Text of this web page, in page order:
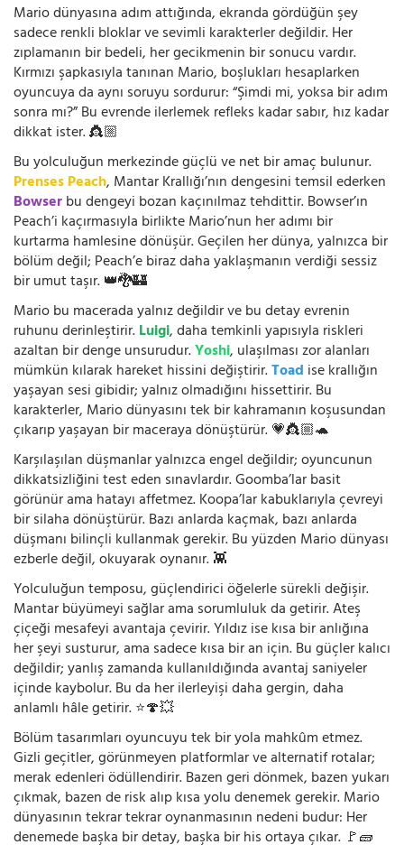
Mario dünyasına adım attığında, ekranda gördüğün şey
sadece renkli bloklar ve sevimli karakterler değildir. Her
zıplamanın bir bedeli, her gecikmenin bir sonucu vardır.
Kırmızı şapkasıyla tanınan Mario, boşlukları hesaplarken
oyuncuya da aynı soruyu sordurur: “Şimdi mi, yoksa bir adım
sonra mı?” Bu evrende ilerlemek refleks kadar sabır, hız kadar
dikkat ister. 👸🏼
Bu yolculuğun merkezinde güçlü ve net bir amaç bulunur.
Prenses Peach, Mantar Krallığı’nın dengesini temsil ederken
Bowserbu dengeyi bozan kaçınılmaz tehdittir. Bowser’ın
Peach’i kaçırmasıyla birlikte Mario’nun her adımı bir
kurtarma hamlesine dönüşür. Geçilen her dünya, yalnızca bir
bölüm değil; Peach’e biraz daha yaklaşmanın verdiği sessiz
bir umut taşır. 👑🐉🏰
Mario bu macerada yalnız değildir ve bu detay evrenin
ruhunu derinleştirir.Luigi, daha temkinli yapısıyla riskleri
azaltan bir denge unsurudur.Yoshi, ulaşılması zor alanları
mümkün kılarak hareket hissini değiştirir.Toad ise krallığın
yaşayan sesi gibidir; yalnız olmadığını hissettirir. Bu
karakterler, Mario dünyasını tek bir kahramanın koşusundan
çıkarıp yaşayan bir maceraya dönüştürür. 💗👸🏼🐢
Karşılaşılan düşmanlar yalnızca engel değildir; oyuncunun
dikkatsizliğini test eden sınavlardır. Goomba’lar basit
görünür ama hatayı affetmez. Koopa’lar kabuklarıyla çevreyi
bir silaha dönüştürür. Bazı anlarda kaçmak, bazı anlarda
düşmanı bilinçli kullanmak gerekir. Bu yüzden Mario dünyası
ezberle değil, okuyarak oynanır. 👾
Yolculuğun temposu, güçlendirici öğelerle sürekli değişir.
Mantar büyümeyi sağlar ama sorumluluk da getirir. Ateş
çiçeği mesafeyi avantaja çevirir. Yıldız ise kısa bir anlığına
her şeyi susturur, ama sadece kısa bir an için. Bu güçler kalıcı
değildir; yanlış zamanda kullanıldığında avantaj saniyeler
içinde kaybolur. Bu da her ilerleyişi daha gergin, daha
anlamlı hâle getirir. ⭐🍄💥
Bölüm tasarımları oyuncuyu tek bir yola mahkûm etmez.
Gizli geçitler, görünmeyen platformlar ve alternatif rotalar;
merak edenleri ödüllendirir. Bazen geri dönmek, bazen yukarı
çıkmak, bazen de risk alıp kısa yolu denemek gerekir. Mario
dünyasının tekrar tekrar oynanmasının nedeni budur: Her
denemede başka bir detay, başka bir his ortaya çıkar. 🚩🧱